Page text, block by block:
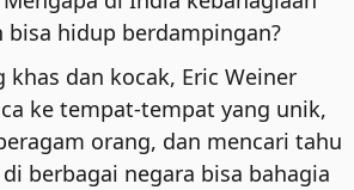
bisa hidup berdampingan?
khas dan kocak, Eric Weiner
ke tempat-tempat yang unik,
orang, dan mencari tahu
berbagai negara bisa bahagia